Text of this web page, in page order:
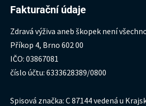
Fakturační údaje
Zdravá výživa aneb škopek není
Příkop 4, Brno 602 00
IČO: 03867081
číslo účtu: 6333628389/0800
Spisová značka: C 87144 vedená u